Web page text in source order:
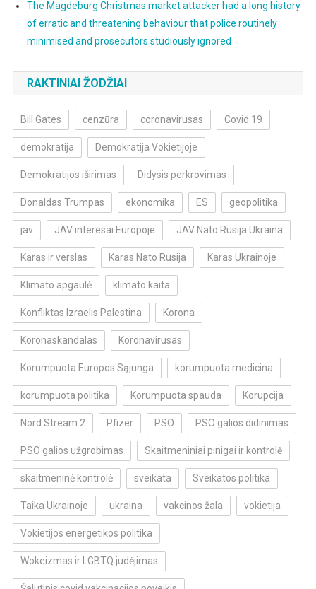
The Magdeburg Christmas market attacker had a long history
of erratic and threatening behaviour that police routinely
minimised and prosecutors studiously ignored
RAKTINIAI ŽODŽIAI
Bill Gates cenzūra coronavirusas Covid 19
demokratija Demokratija Vokietijoje
Demokratijos iširimas Didysis perkrovimas
Donaldas Trumpas ekonomika ES geopolitika
jav JAV interesai Europoje JAV Nato Rusija Ukraina
Karas ir verslas Karas Nato Rusija Karas Ukrainoje
Klimato apgaulė klimato kaita
Konfliktas Izraelis Palestina Korona
Koronaskandalas Koronavirusas
Korumpuota Europos Sąjunga korumpuota medicina
korumpuota politika Korumpuota spauda Korupcija
Nord Stream 2 Pfizer PSO PSO galios didinimas
PSO galios užgrobimas Skaitmeniniai pinigai ir kontrolė
skaitmeninė kontrolė sveikata Sveikatos politika
Taika Ukrainoje ukraina vakcinos žala vokietija
Vokietijos energetikos politika
Wokeizmas ir LGBTQ judėjimas